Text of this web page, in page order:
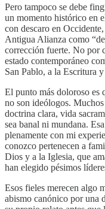
Pero tampoco se debe
un momento histórico en
con descaro en
Antigua Alianza como
corrección fuerte. No por
estado contemporáneo
San Pablo, a la Escritura
El punto más doloroso es
no son ideólogos.
doctrina clara, vida
sea banal ni mundana.
plenamente con mi
conozco pertenecen a
Dios y a la Iglesia, que
han elegido pésimos
Esos fieles merecen algo
abismo canónico por una